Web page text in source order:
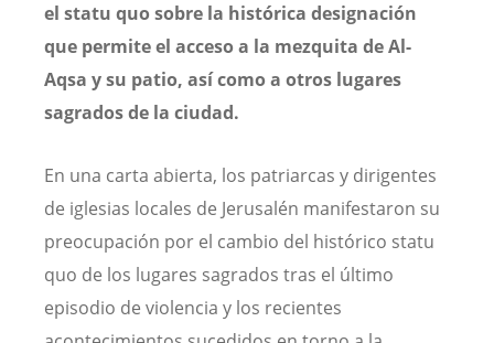
el statu quo sobre la histórica designación
que permite el acceso a la mezquita de Al-
Aqsa y su patio, así como a otros lugares
sagrados de la ciudad.
En una carta abierta, los patriarcas y dirigentes
de iglesias locales de Jerusalén manifestaron su
preocupación por el cambio del histórico statu
quo de los lugares sagrados tras el último
episodio de violencia y los recientes